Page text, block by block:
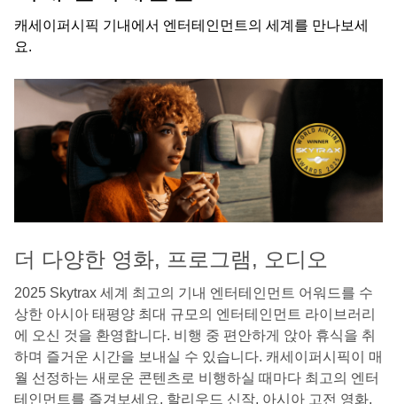
캐세이퍼시픽 기내에서 엔터테인먼트의 세계를 만나보세
요.
더 다양한 영화, 프로그램, 오디오
2025 Skytrax 세계 최고의 기내 엔터테인먼트 어워드를 수
상한 아시아 태평양 최대 규모의 엔터테인먼트 라이브러리
에 오신 것을 환영합니다. 비행 중 편안하게 앉아 휴식을 취
하며 즐거운 시간을 보내실 수 있습니다. 캐세이퍼시픽이 매
월 선정하는 새로운 콘텐츠로 비행하실 때마다 최고의 엔터
테인먼트를 즐겨보세요. 할리우드 신작, 아시아 고전 영화,